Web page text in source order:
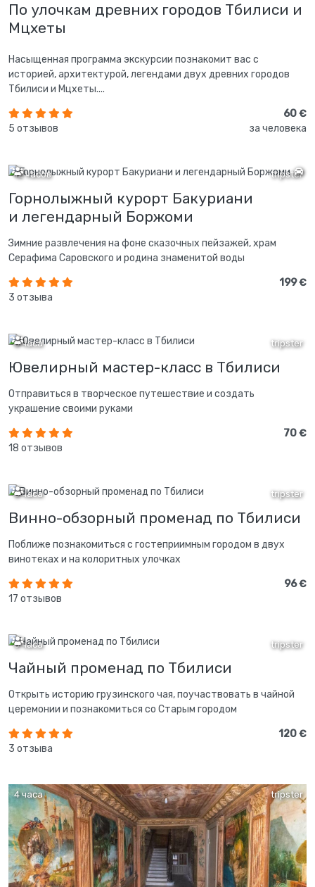
По улочкам древних городов Тбилиси и
Мцхеты
Насыщенная программа экскурсии познакомит вас с
историей, архитектурой, легендами двух древних городов
Тбилиси и Мцхеты....
5 отзывов
60 €
за человека
tripster
12 часов
Горнолыжный курорт Бакуриани
и легендарный Боржоми
Зимние развлечения на фоне сказочных пейзажей, храм
Серафима Саровского и родина знаменитой воды
3 отзыва
199 €
tripster
3 часа
Ювелирный мастер-класс в Тбилиси
Отправиться в творческое путешествие и создать
украшение своими руками
18 отзывов
70 €
tripster
3 часа
Винно-обзорный променад по Тбилиси
Поближе познакомиться с гостеприимным городом в двух
винотеках и на колоритных улочках
17 отзывов
96 €
tripster
3 часа
Чайный променад по Тбилиси
Открыть историю грузинского чая, поучаствовать в чайной
церемонии и познакомиться со Старым городом
3 отзыва
120 €
tripster
4 часа